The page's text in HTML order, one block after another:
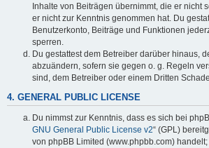
Inhalte von Beiträgen übernimmt, die er nicht
er nicht zur Kenntnis genommen hat. Du
Benutzerkonto, Beiträge und Funktionen
sperren.
Du gestattest dem Betreiber darüber hinaus,
abzuändern, sofern sie gegen o. g. Regeln
sind, dem Betreiber oder einem Dritten
4. GENERAL PUBLIC LICENSE
Du nimmst zur Kenntnis, dass es sich bei
GNU General Public License v2“ (GPL)
von phpBB Limited (www.phpbb.com)